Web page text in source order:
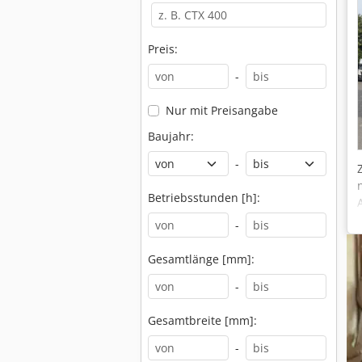
Preis:
-
Nur mit Preisangabe
Baujahr:
-
Betriebsstunden [h]:
-
Gesamtlänge [mm]:
-
Gesamtbreite [mm]:
-